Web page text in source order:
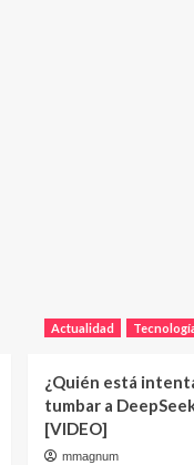
Actualidad
¿Quién está
tumbar a
[VIDEO]
mmagnum